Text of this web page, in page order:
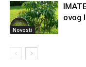
Novosti
ovog